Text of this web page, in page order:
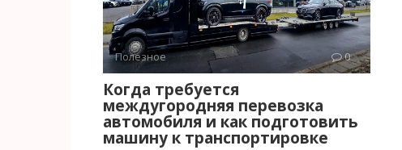
Полезное 0
Когда требуется
междугородняя перевозка
автомобиля и как подготовить
машину к транспортировке